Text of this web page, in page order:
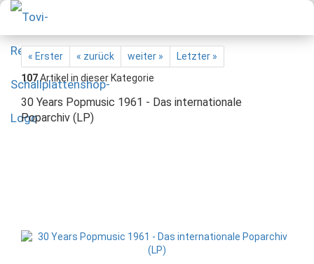
« Erster « zurück weiter »
Letzter »
107Artikel in dieser Kategorie
30 Years Popmusic 1961 - Das internationale
Poparchiv (LP)